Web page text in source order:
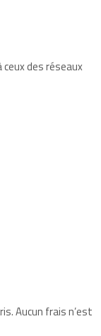
des réseaux
Aucun frais n’est